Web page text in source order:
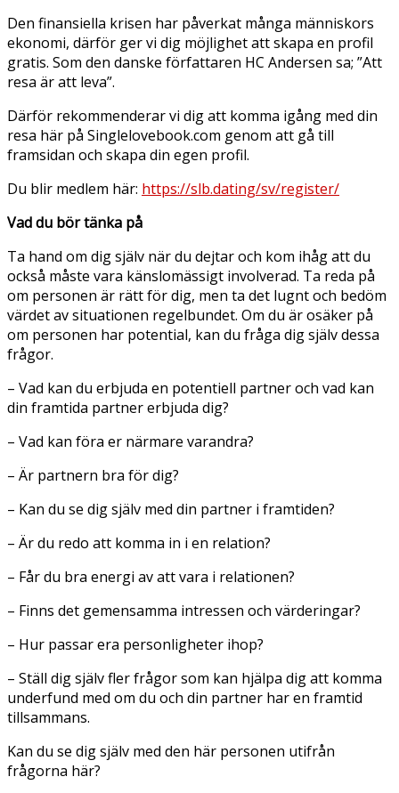
Den finansiella krisen har påverkat många människors
ekonomi, därför ger vi dig möjlighet att skapa en profil
gratis. Som den danske författaren HC Andersen sa; ”Att
resa är att leva”.
Därför rekommenderar vi dig att komma igång med din
resa här på Singlelovebook.com genom att gå till
framsidan och skapa din egen profil.
Du blir medlem här: https://slb.dating/sv/register/
Vad du bör tänka på
Ta hand om dig själv när du dejtar och kom ihåg att du
också måste vara känslomässigt involverad. Ta reda på
om personen är rätt för dig, men ta det lugnt och bedöm
värdet av situationen regelbundet. Om du är osäker på
om personen har potential, kan du fråga dig själv dessa
frågor.
– Vad kan du erbjuda en potentiell partner och vad kan
din framtida partner erbjuda dig?
– Vad kan föra er närmare varandra?
– Är partnern bra för dig?
– Kan du se dig själv med din partner i framtiden?
– Är du redo att komma in i en relation?
– Får du bra energi av att vara i relationen?
– Finns det gemensamma intressen och värderingar?
– Hur passar era personligheter ihop?
– Ställ dig själv fler frågor som kan hjälpa dig att komma
underfund med om du och din partner har en framtid
tillsammans.
Kan du se dig själv med den här personen utifrån
frågorna här?